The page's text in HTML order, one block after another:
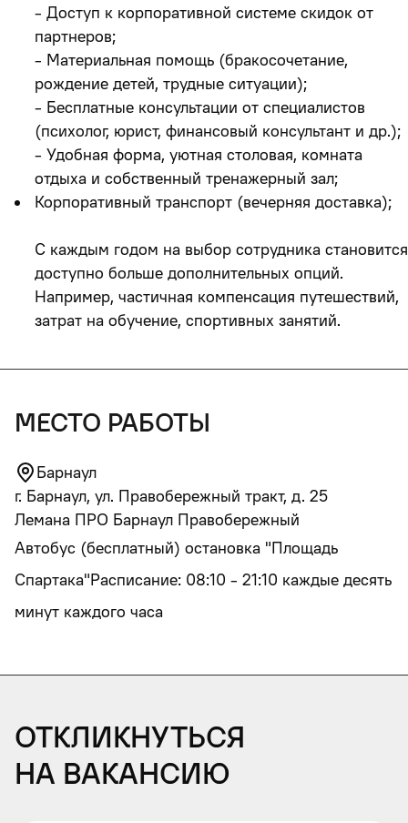
- Доступ к корпоративной системе скидок от
партнеров;
- Материальная помощь (бракосочетание,
рождение детей, трудные ситуации);
- Бесплатные консультации от специалистов
(психолог, юрист, финансовый консультант и др.);
- Удобная форма, уютная столовая, комната
отдыха и собственный тренажерный зал;
Корпоративный транспорт (вечерняя доставка);
С каждым годом на выбор сотрудника становится
доступно больше дополнительных опций.
Например, частичная компенсация путешествий,
затрат на обучение, спортивных занятий.
место работы
Барнаул
г. Барнаул, ул. Правобережный тракт, д. 25
Лемана ПРО Барнаул Правобережный
Автобус (бесплатный) остановка "Площадь
Спартака"Расписание: 08:10 - 21:10 каждые десять
минут каждого часа
Откликнуться
на вакансию